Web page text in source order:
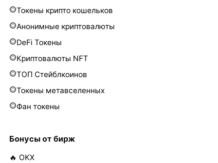
Токены крипто кошельков
Анонимные криптовалюты
DeFi Токены
Криптовалюты NFT
ТОП Стейблкоинов
Токены метавселенных
Фан токены
Бонусы от бирж
🔥 OKX